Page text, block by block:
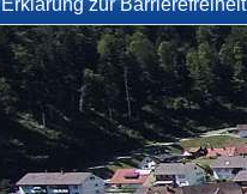
Erklärung zur Barrierefreiheit